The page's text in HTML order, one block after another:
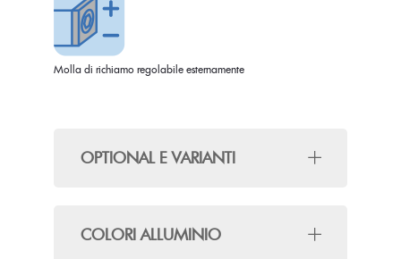
Molla di richiamo regolabile esternamente
OPTIONAL E VARIANTI
COLORI ALLUMINIO